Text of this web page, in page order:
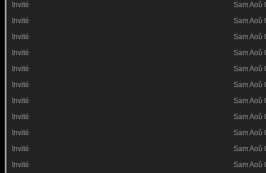
Invité
Sam Aoû
Invité
Sam Aoû
Invité
Sam Aoû
Invité
Sam Aoû
Invité
Sam Aoû
Invité
Sam Aoû
Invité
Sam Aoû
Invité
Sam Aoû
Invité
Sam Aoû
Invité
Sam Aoû
Invité
Sam Aoû